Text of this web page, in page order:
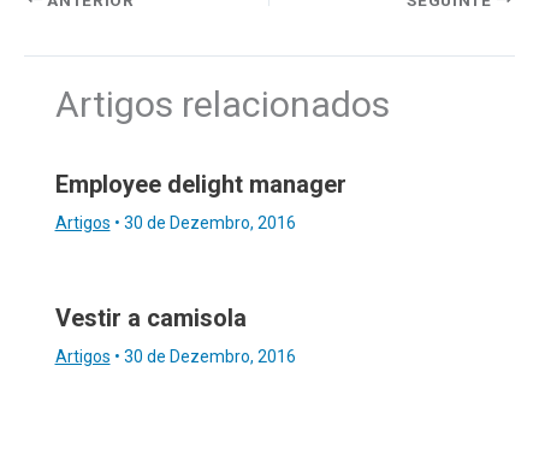
Artigos relacionados
Employee delight manager
Artigos • 30 de Dezembro, 2016
Vestir a camisola
Artigos • 30 de Dezembro, 2016